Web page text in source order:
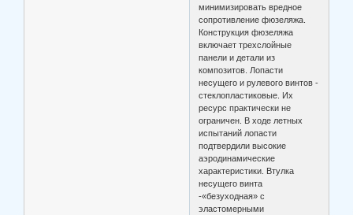
минимизировать вредное
сопротивление фюзеляжа.
Конструкция фюзеляжа
включает трехслойные
панели и детали из
композитов. Лопасти
несущего и рулевого винтов -
стеклопластиковые. Их
ресурс практически не
ограничен. В ходе летных
испытаний лопасти
подтвердили высокие
аэродинамические
характеристики. Втулка
несущего винта
-«безуходная» с
эластомерными